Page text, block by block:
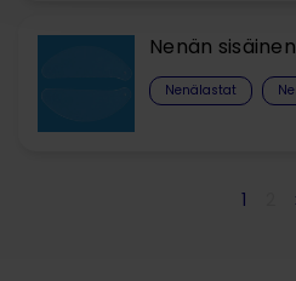
Nenän
Nenälastat
1